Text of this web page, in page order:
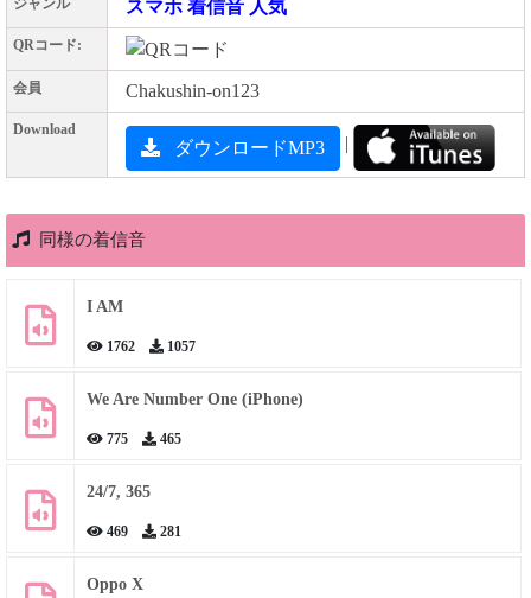
ジャンル スマホ 着信音 人気
QRコード:
会員 Chakushin-on123
Download
ダウンロードMP3 |
同様の着信音
I AM
1762 1057
We Are Number One (iPhone)
775 465
24/7, 365
469 281
Oppo X